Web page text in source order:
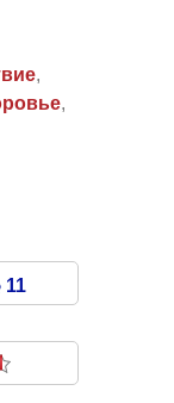
,
,
11